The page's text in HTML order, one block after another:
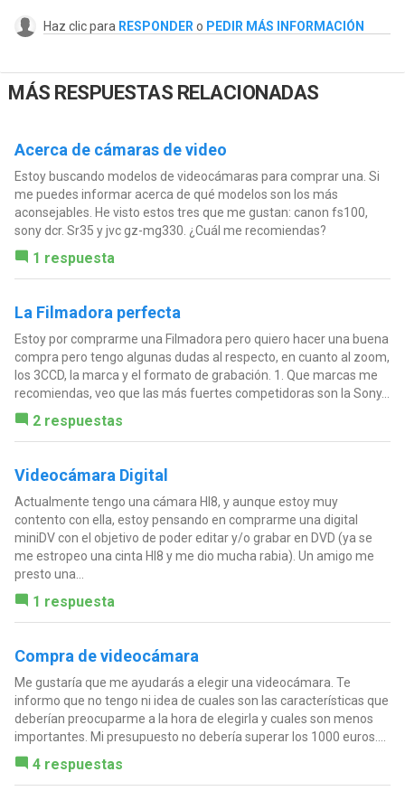
Haz clic para RESPONDER o PEDIR MÁS INFORMACIÓN
MÁS RESPUESTAS RELACIONADAS
Acerca de cámaras de video
Estoy buscando modelos de videocámaras para comprar una. Si
me puedes informar acerca de qué modelos son los más
aconsejables. He visto estos tres que me gustan: canon fs100,
sony dcr. Sr35 y jvc gz-mg330. ¿Cuál me recomiendas?
1 respuesta
La Filmadora perfecta
Estoy por comprarme una Filmadora pero quiero hacer una buena
compra pero tengo algunas dudas al respecto, en cuanto al zoom,
los 3CCD, la marca y el formato de grabación. 1. Que marcas me
recomiendas, veo que las más fuertes competidoras son la Sony...
2 respuestas
Videocámara Digital
Actualmente tengo una cámara HI8, y aunque estoy muy
contento con ella, estoy pensando en comprarme una digital
miniDV con el objetivo de poder editar y/o grabar en DVD (ya se
me estropeo una cinta HI8 y me dio mucha rabia). Un amigo me
presto una...
1 respuesta
Compra de videocámara
Me gustaría que me ayudarás a elegir una videocámara. Te
informo que no tengo ni idea de cuales son las características que
deberían preocuparme a la hora de elegirla y cuales son menos
importantes. Mi presupuesto no debería superar los 1000 euros....
4 respuestas